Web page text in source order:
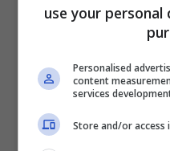
use your
Personalised
content
services
Store and/or